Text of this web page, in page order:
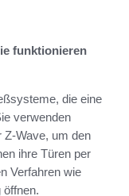
funktionieren
die eine
verwenden
Z-Wave, um den
ihre Türen per
Verfahren wie